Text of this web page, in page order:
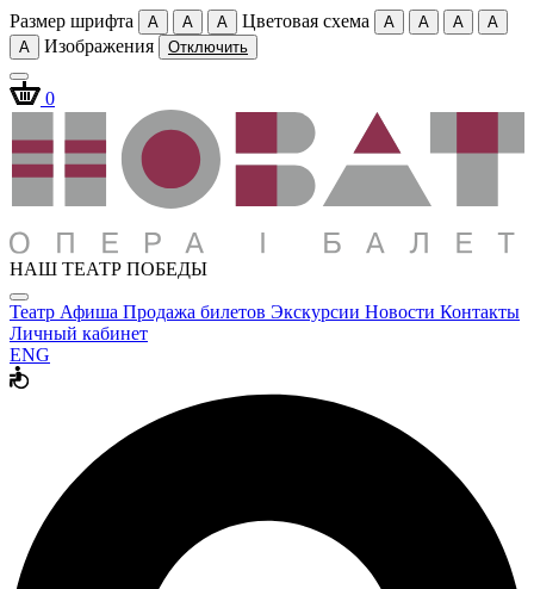
Размер шрифта A A A Цветовая схема A A A
A
A
Изображения Отключить
0
НАШ ТЕАТР ПОБЕДЫ
Театр Афиша Продажа билетов Экскурсии Новости Контакты
Личный кабинет
ENG